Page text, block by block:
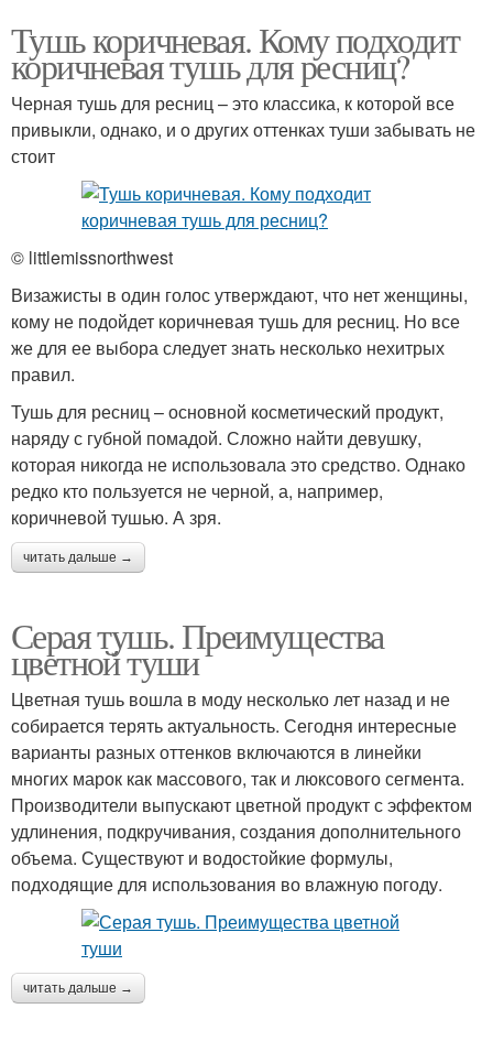
Тушь коричневая. Кому подходит
коричневая тушь для ресниц?
Черная тушь для ресниц – это классика, к которой все
привыкли, однако, и о других оттенках туши забывать не
стоит
© littlemissnorthwest
Визажисты в один голос утверждают, что нет женщины,
кому не подойдет коричневая тушь для ресниц. Но все
же для ее выбора следует знать несколько нехитрых
правил.
Тушь для ресниц – основной косметический продукт,
наряду с губной помадой. Сложно найти девушку,
которая никогда не использовала это средство. Однако
редко кто пользуется не черной, а, например,
коричневой тушью. А зря.
читать дальше →
Серая тушь. Преимущества
цветной туши
Цветная тушь вошла в моду несколько лет назад и не
собирается терять актуальность. Сегодня интересные
варианты разных оттенков включаются в линейки
многих марок как массового, так и люксового сегмента.
Производители выпускают цветной продукт с эффектом
удлинения, подкручивания, создания дополнительного
объема. Существуют и водостойкие формулы,
подходящие для использования во влажную погоду.
читать дальше →